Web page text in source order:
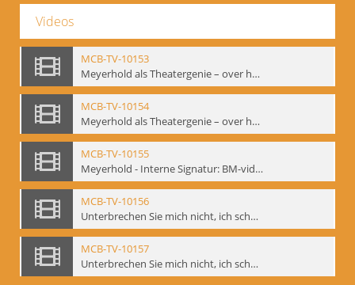
Videos
MCB-TV-10153
Meyerhold als Theatergenie – over het mechanik van de acteursexpressie, Ausschnitt 4 - Interne Signatur: BM-vid-108_A4
MCB-TV-10154
Meyerhold als Theatergenie – over het mechanik van de acteursexpressie, Ausschnitt 5 - Interne Signatur: BM-vid-108_A5
MCB-TV-10155
Meyerhold - Interne Signatur: BM-vid-116
MCB-TV-10156
Unterbrechen Sie mich nicht, ich schweige!, Berlin 2006 - Interne Signatur: BM-vid-126
MCB-TV-10157
Unterbrechen Sie mich nicht, ich schweige!, Berlin 2006 - Interne Signatur: BM-vid-127